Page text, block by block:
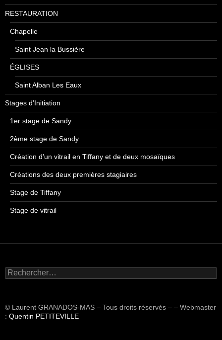
RESTAURATION
Chapelle
Saint Jean la Bussière
ÉGLISES
Saint Alban Les Eaux
Stages d’Initiation
1er stage de Sandy
2ème stage de Sandy
Création d’un vitrail en Tiffany et de deux mosaïques
Créations des deux premières stagiaires
Stage de Tiffany
Stage de vitrail
R
e
e
r
© Laurent GRANADOS-MAS – Tous droits réservés – – Webmaster
: Quentin PETITEVILLE